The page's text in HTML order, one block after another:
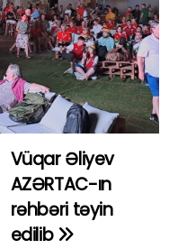
Vüqar Əliyev
AZƏRTAC-ın
rəhbəri təyin
edilib